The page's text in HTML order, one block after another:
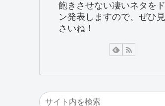
飽きさせない凄いネタを
ン発表しますので、ぜひ
さいね！